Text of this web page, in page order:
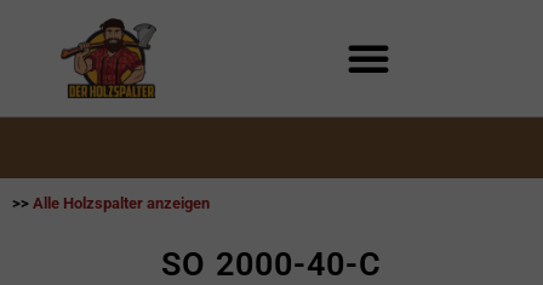
>> Alle Holzspalter anzeigen
SO 2000-40-C